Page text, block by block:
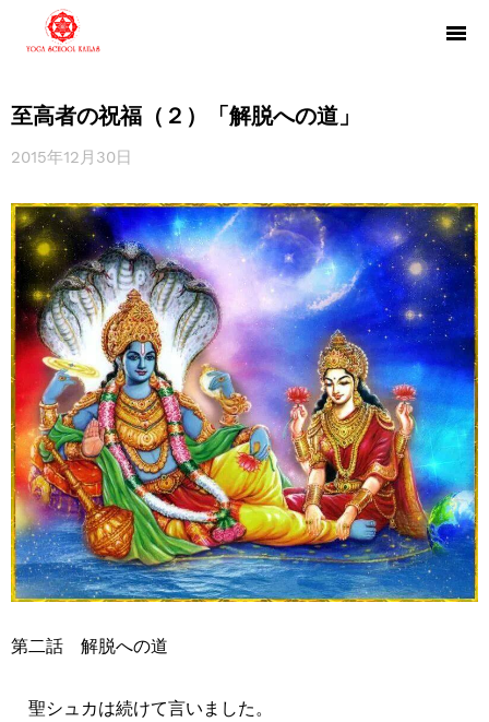
至高者の祝福（２）「解脱への道」
2015年12月30日
第二話 解脱への道
聖シュカは続けて言いました。